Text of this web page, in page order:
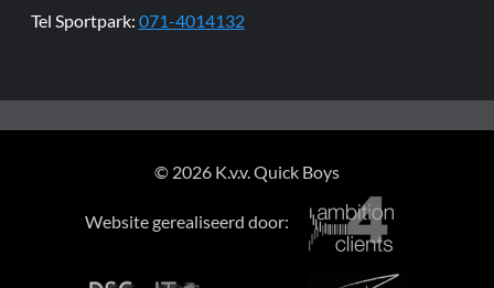
Tel Sportpark: 071-4014132
© 2026 K.v.v. Quick Boys
Website gerealiseerd door: